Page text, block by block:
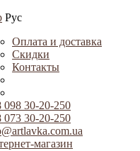
Рус
Оплата и доставка
Скидки
Контакты
098 30-20-250
073 30-20-250